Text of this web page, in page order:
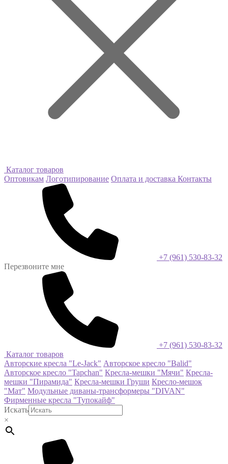
Каталог товаров
Оптовикам Логотипирование Оплата и доставка Контакты
+7 (961) 530-83-32
Перезвоните мне
+7 (961) 530-83-32
Каталог товаров
Авторские кресла "Le-Jack" Авторское кресло "Balid"
Авторское кресло "Tapchan" Кресла-мешки "Мячи" Кресла-
мешки "Пирамида" Кресла-мешки Груши Кресло-мешок
"Мат" Модульные диваны-трансформеры "DIVAN"
Фирменные кресла "Тупокайф"
Искать
×